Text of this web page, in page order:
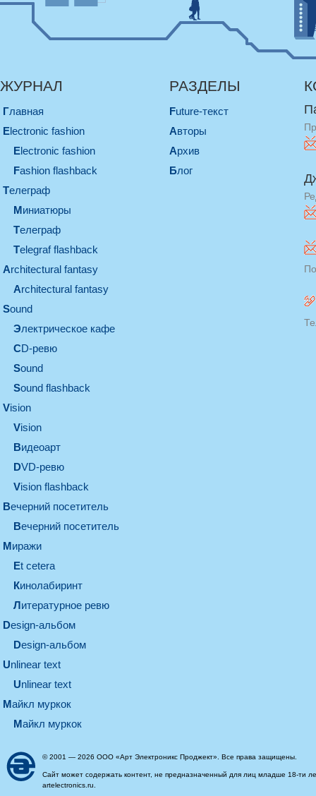
ЖУРНАЛ
Главная
electronic fashion
electronic fashion
Fashion flashback
телеграф
миниатюры
телеграф
Telegraf flashback
architectural fantasy
architectural fantasy
sound
электрическое кафе
CD-ревю
sound
Sound flashback
vision
vision
видеоарт
DVD-ревю
Vision flashback
вечерний посетитель
вечерний посетитель
миражи
et cetera
кинолабиринт
литературное ревю
design-альбом
design-альбом
unlinear text
Unlinear text
майкл муркок
майкл муркок
РАЗДЕЛЫ
Future-текст
Авторы
Архив
Блог
© 2001 — 2026 ООО «Арт Электроникс Проджект». Все права защищены.
Сайт может содержать контент, не предназначенный для лиц младше 18-ти
artelectronics.ru.